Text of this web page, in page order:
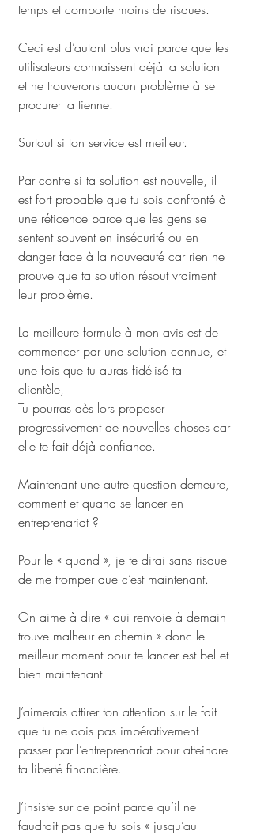
temps et comporte moins de risques.
Ceci est d’autant plus vrai parce que les
utilisateurs connaissent déjà la solution
et ne trouverons aucun problème à se
procurer la tienne.
Surtout si ton service est meilleur.
Par contre si ta solution est nouvelle, il
est fort probable que tu sois confronté à
une réticence parce que les gens se
sentent souvent en insécurité ou en
danger face à la nouveauté car rien ne
prouve que ta solution résout vraiment
leur problème.
La meilleure formule à mon avis est de
commencer par une solution connue, et
une fois que tu auras fidélisé ta
clientèle,
Tu pourras dès lors proposer
progressivement de nouvelles choses car
elle te fait déjà confiance.
Maintenant une autre question demeure,
comment et quand se lancer en
entreprenariat ?
Pour le « quand », je te dirai sans risque
de me tromper que c’est maintenant.
On aime à dire « qui renvoie à demain
trouve malheur en chemin » donc le
meilleur moment pour te lancer est bel et
bien maintenant.
J’aimerais attirer ton attention sur le fait
que tu ne dois pas impérativement
passer par l’entreprenariat pour atteindre
ta liberté financière.
J’insiste sur ce point parce qu’il ne
faudrait pas que tu sois « jusqu’au